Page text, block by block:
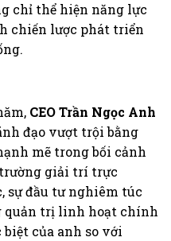
chỉ thể hiện năng lực
chiến lược phát triển
CEO Trần Ngọc Anh
đạo vượt trội bằng
mẽ trong bối cảnh
giải trí trực
sự đầu tư nghiêm túc
quản trị linh hoạt chính
của anh so với